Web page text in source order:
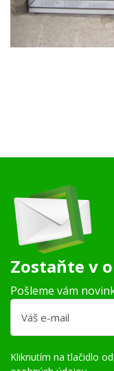
Zostaňte v
Pošleme vám
Kliknutím na tlačidlo